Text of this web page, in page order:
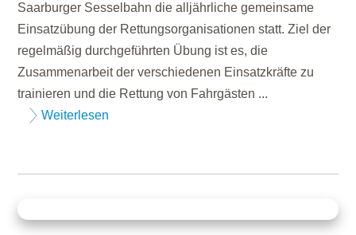
Saarburger Sesselbahn die alljährliche gemeinsame
Einsatzübung der Rettungsorganisationen statt. Ziel der
regelmäßig durchgeführten Übung ist es, die
Zusammenarbeit der verschiedenen Einsatzkräfte zu
trainieren und die Rettung von Fahrgästen ...
Weiterlesen